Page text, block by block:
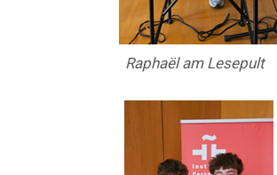
Raphaël am Lesepult